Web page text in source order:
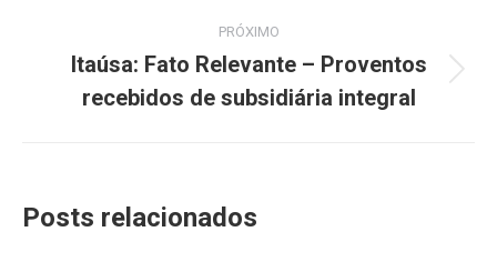
PRÓXIMO
post:
Itaúsa: Fato Relevante – Proventos
recebidos de subsidiária integral
Posts relacionados